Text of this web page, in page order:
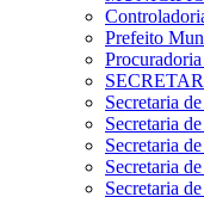
Prefeito
Secretaria
Secretaria
Secretaria
Secretaria
Secretaria